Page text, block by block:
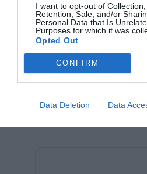
I want to opt-out of Collection,
Retention, Sale, and/or
Personal Data that Is
Purposes for which it was
Opted Out
CONFIRM
Data Deletion Data